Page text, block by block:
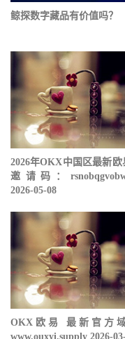
鲸探数字藏品有价值吗？
2026年OKX中国区最新欧
邀请码：
2026-05-08
OKX欧易 最新官方域
www.ouxyi.supply 2026-